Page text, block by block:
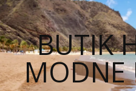
BUTIK
MODNE